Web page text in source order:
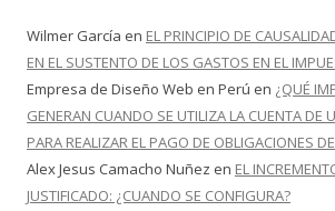
Wilmer García en EL PRINCIPIO DE
EN EL SUSTENTO DE LOS GASTOS EN EL
Empresa de Diseño Web en Perú en ¿QUÉ
GENERAN CUANDO SE UTILIZA LA CUENTA DE
PARA REALIZAR EL PAGO DE OBLIGACIONES
Alex Jesus Camacho Nuñez en EL
JUSTIFICADO: ¿CUANDO SE CONFIGURA?